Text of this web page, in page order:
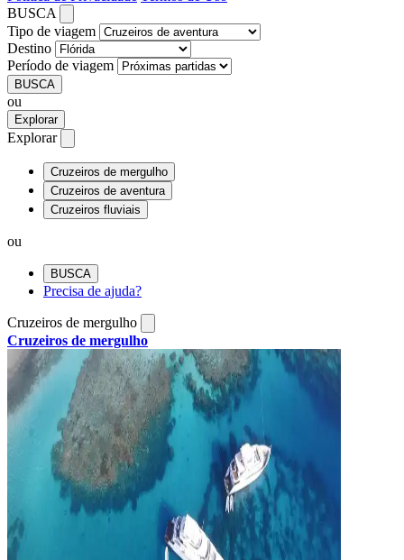
BUSCA
Tipo de viagem
Destino
Período de viagem
BUSCA
ou
Explorar
Explorar
Cruzeiros de mergulho
Cruzeiros de aventura
Cruzeiros fluviais
ou
BUSCA
Precisa de ajuda?
Cruzeiros de mergulho
Cruzeiros de mergulho